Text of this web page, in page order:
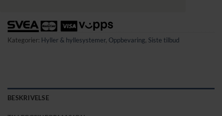
Kategorier: Hyller & hyllesystemer, Oppbevaring, Siste tilbud
BESKRIVELSE